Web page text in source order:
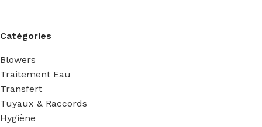
Catégories
Blowers
Traitement Eau
Transfert
Tuyaux & Raccords
Hygiène